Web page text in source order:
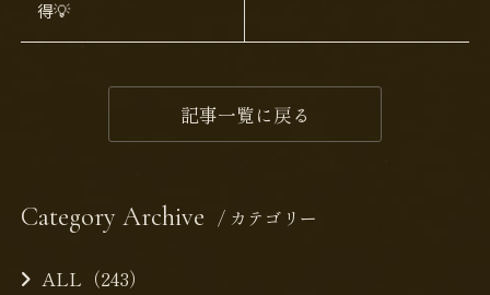
得💡
記事一覧に戻る
Category Archive / カテゴリー
ALL（243）